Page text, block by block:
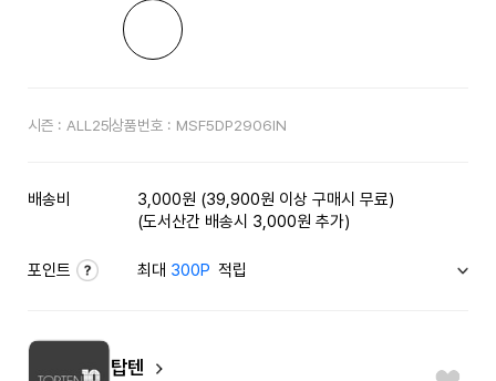
시즌 : ALL25상품번호 : MSF5DP2906IN
배송비
3,000원 (39,900원 이상 구매시 무료)
(도서산간 배송시 3,000원 추가)
포인트 최대 300P 적립
탑텐